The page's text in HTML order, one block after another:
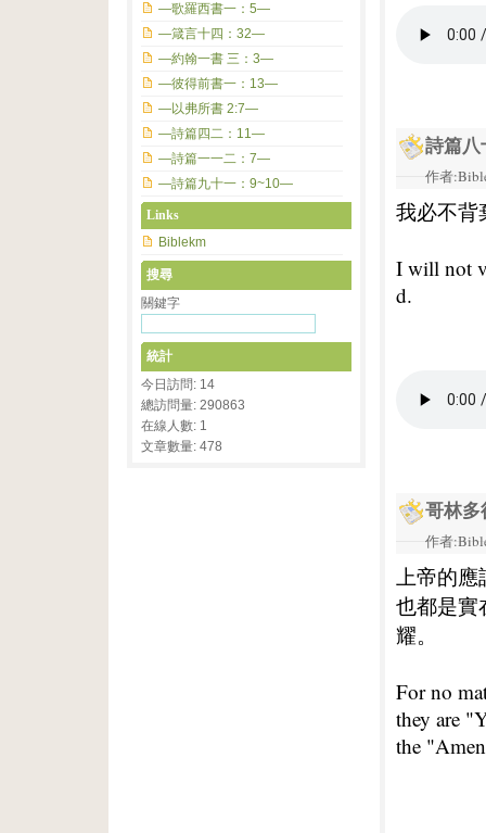
詩篇八
作者
我必不背
I will not
d.
哥林多
作者
上帝的應
也都是
耀。
For no
they are
the
—歌羅西書一：5—
—箴言十四：32—
—約翰一書 三：3—
—彼得前書一：13—
—以弗所書 2:7—
—詩篇四二：11—
—詩篇一一二：7—
—詩篇九十一：9~10—
Links
Biblekm
搜尋
關鍵字
統計
今日訪問: 14
總訪問量: 290863
在線人數: 1
文章數量: 478